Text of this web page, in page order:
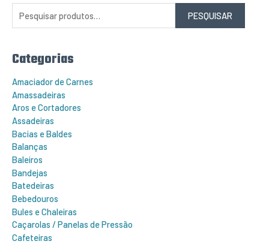
p
o
:
PESQUISAR
Categorias
Amaciador de Carnes
Amassadeiras
Aros e Cortadores
Assadeiras
Bacias e Baldes
Balanças
Baleiros
Bandejas
Batedeiras
Bebedouros
Bules e Chaleiras
Caçarolas / Panelas de Pressão
Cafeteiras